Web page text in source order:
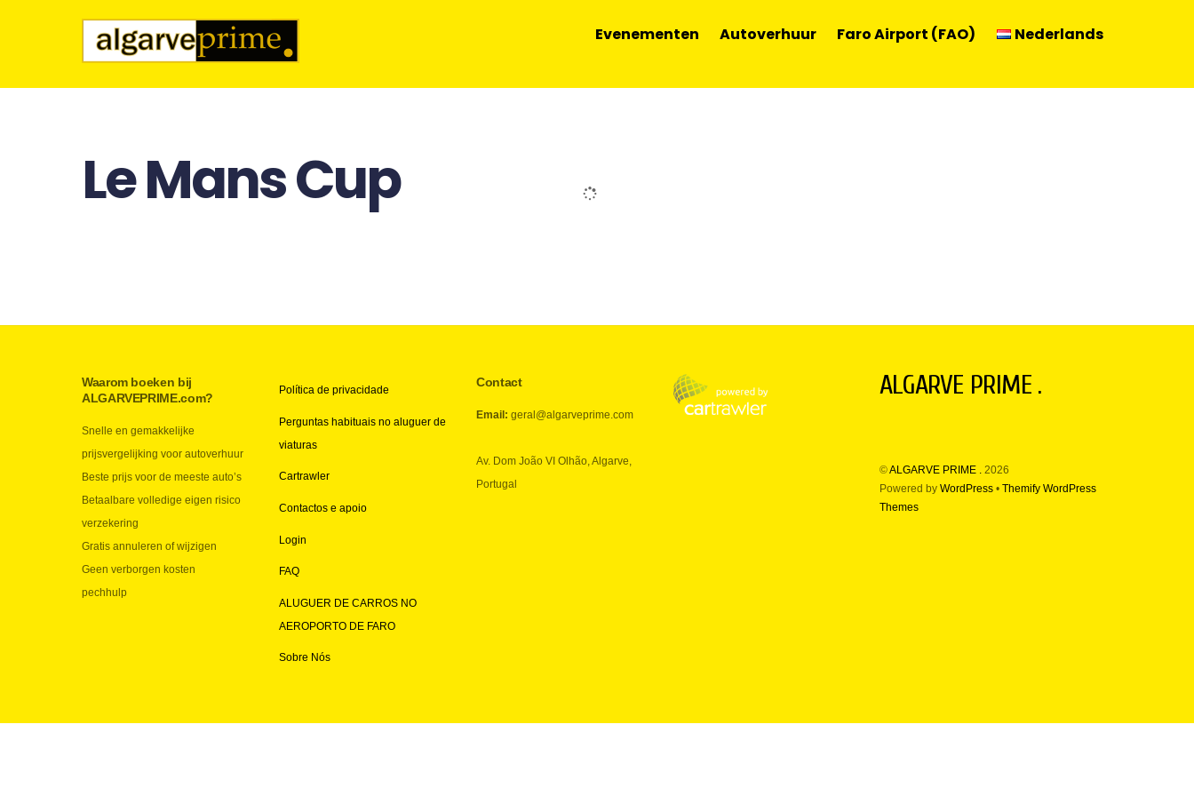
Evenementen Autoverhuur Faro Airport (FAO) Nederlands
Le Mans Cup
EUROPEAN LE MANS SERIES 2024 OP HET AUTÓDROMO INTERNACIONAL DO ALGARVE:
Van 17 tot 19 oktober 2024 verwelkomt het Autódromo Internacional do Algarve in Portimão de laatste race van de prestigieuze European Le Mans Series
(ELMS). Deze spectaculaire endurance race stelt de vaardigheden van de coureurs en teams op de proef, en biedt duizenden toeschouwers een weekend
vol opwinding, snelheid en puur autosportgenot. Het evenement vormt […]
ALGARVE PRIME .
©ALGARVE PRIME .2026
Powered by WordPress• Themify WordPress
Themes
Waarom boeken bij
ALGARVEPRIME.com?
Snelle en gemakkelijke
prijsvergelijking voor autoverhuur
Beste prijs voor de meeste auto’s
Betaalbare volledige eigen risico
verzekering
Gratis annuleren of wijzigen
Geen verborgen kosten
pechhulp
Política de privacidade
Perguntas habituais no aluguer de
viaturas
Cartrawler
Contactos e apoio
Login
FAQ
ALUGUER DE CARROS NO
AEROPORTO DE FARO
Sobre Nós
Contact
Email: geral@algarveprime.com
Av. Dom João VI Olhão, Algarve,
Portugal